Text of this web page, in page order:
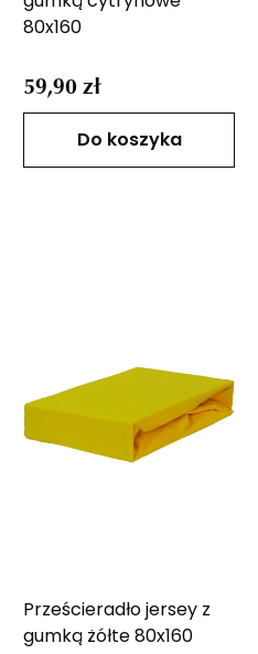
80x160
59,90 zł
Do koszyka
Prześcieradło jersey z
gumką żółte 80x160